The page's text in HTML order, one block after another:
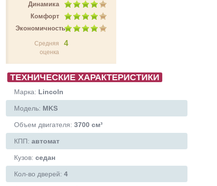
Динамика
Комфорт
Экономичность
Средняя
оценка
4
ТЕХНИЧЕСКИЕ ХАРАКТЕРИСТИКИ
Марка: Lincoln
Модель: MKS
Объем двигателя: 3700 см³
КПП: автомат
Кузов: седан
Кол-во дверей: 4